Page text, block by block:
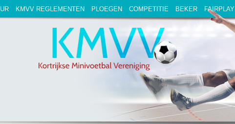
KMVV REGLEMENTEN PLOEGEN COMPETITIE BEKER FAIRPLAY